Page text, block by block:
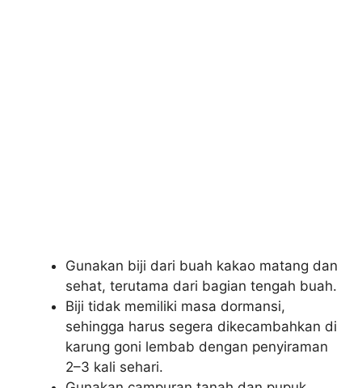
Gunakan biji dari buah kakao matang dan
sehat, terutama dari bagian tengah buah.
Biji tidak memiliki masa dormansi,
sehingga harus segera dikecambahkan di
karung goni lembab dengan penyiraman
2–3 kali sehari.